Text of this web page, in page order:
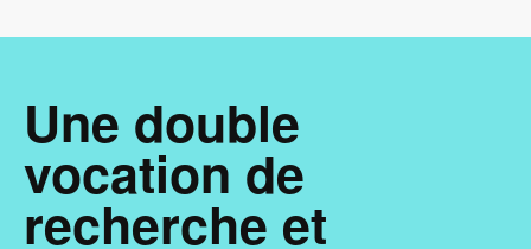
Une double
vocation de
recherche et